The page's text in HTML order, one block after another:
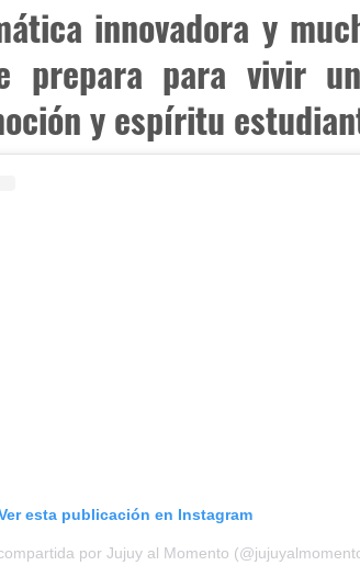
innovadora y
prepara para vivir
y espíritu
esta publicación en Instagram
por Jujuy al Momento